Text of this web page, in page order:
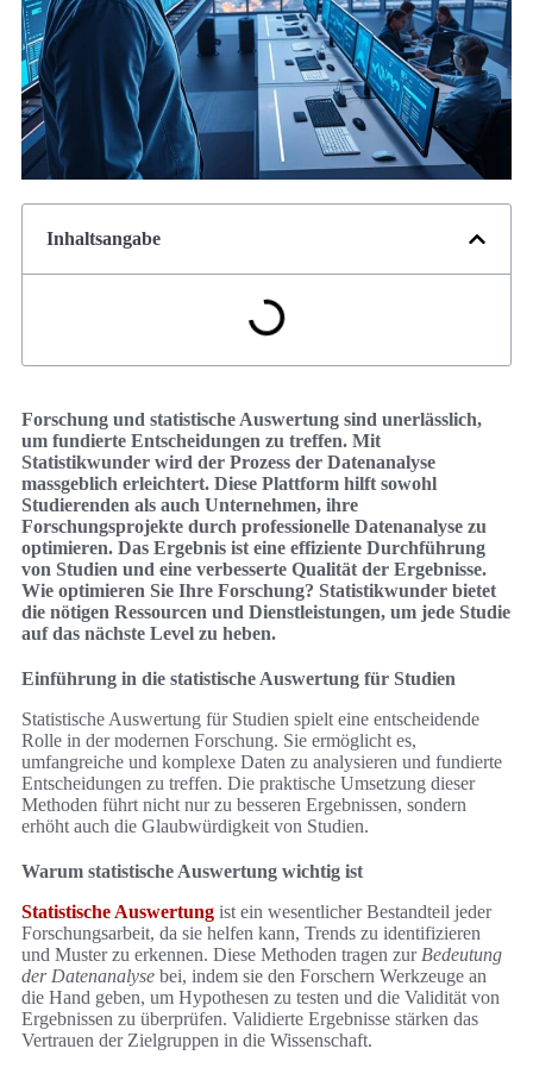
Inhaltsangabe
Forschung und statistische Auswertung sind unerlässlich,
um fundierte Entscheidungen zu treffen. Mit
Statistikwunder wird der Prozess der Datenanalyse
massgeblich erleichtert. Diese Plattform hilft sowohl
Studierenden als auch Unternehmen, ihre
Forschungsprojekte durch professionelle Datenanalyse zu
optimieren. Das Ergebnis ist eine effiziente Durchführung
von Studien und eine verbesserte Qualität der Ergebnisse.
Wie optimieren Sie Ihre Forschung? Statistikwunder bietet
die nötigen Ressourcen und Dienstleistungen, um jede Studie
auf das nächste Level zu heben.
Einführung in die statistische Auswertung für Studien
Statistische Auswertung für Studien spielt eine entscheidende
Rolle in der modernen Forschung. Sie ermöglicht es,
umfangreiche und komplexe Daten zu analysieren und fundierte
Entscheidungen zu treffen. Die praktische Umsetzung dieser
Methoden führt nicht nur zu besseren Ergebnissen, sondern
erhöht auch die Glaubwürdigkeit von Studien.
Warum statistische Auswertung wichtig ist
Statistische Auswertung ist ein wesentlicher Bestandteil jeder
Forschungsarbeit, da sie helfen kann, Trends zu identifizieren
und Muster zu erkennen. Diese Methoden tragen zur Bedeutung
der Datenanalyse bei, indem sie den Forschern Werkzeuge an
die Hand geben, um Hypothesen zu testen und die Validität von
Ergebnissen zu überprüfen. Validierte Ergebnisse stärken das
Vertrauen der Zielgruppen in die Wissenschaft.